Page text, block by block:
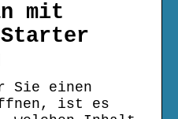
mit
Starter
Sie einen
ist es